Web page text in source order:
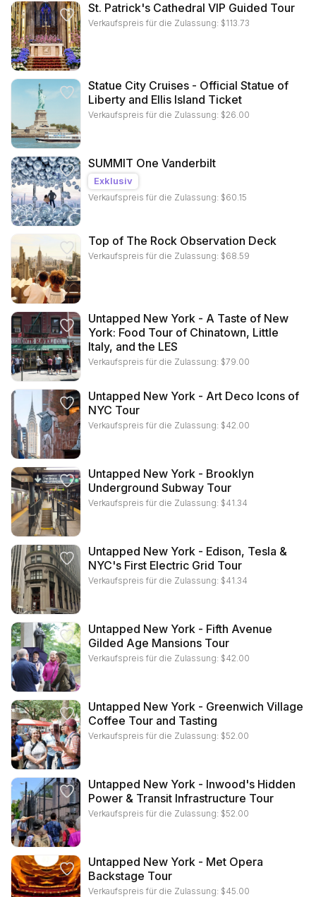
St. Patrick's Cathedral VIP Guided Tour
Verkaufspreis für die Zulassung: $113.73
Statue City Cruises - Official Statue of
Liberty and Ellis Island Ticket
Verkaufspreis für die Zulassung: $26.00
SUMMIT One Vanderbilt
Exklusiv
Verkaufspreis für die Zulassung: $60.15
Top of The Rock Observation Deck
Verkaufspreis für die Zulassung: $68.59
Untapped New York - A Taste of New
York: Food Tour of Chinatown, Little
Italy, and the LES
Verkaufspreis für die Zulassung: $79.00
Untapped New York - Art Deco Icons of
NYC Tour
Verkaufspreis für die Zulassung: $42.00
Untapped New York - Brooklyn
Underground Subway Tour
Verkaufspreis für die Zulassung: $41.34
Untapped New York - Edison, Tesla &
NYC's First Electric Grid Tour
Verkaufspreis für die Zulassung: $41.34
Untapped New York - Fifth Avenue
Gilded Age Mansions Tour
Verkaufspreis für die Zulassung: $42.00
Untapped New York - Greenwich Village
Coffee Tour and Tasting
Verkaufspreis für die Zulassung: $52.00
Untapped New York - Inwood's Hidden
Power & Transit Infrastructure Tour
Verkaufspreis für die Zulassung: $52.00
Untapped New York - Met Opera
Backstage Tour
Verkaufspreis für die Zulassung: $45.00